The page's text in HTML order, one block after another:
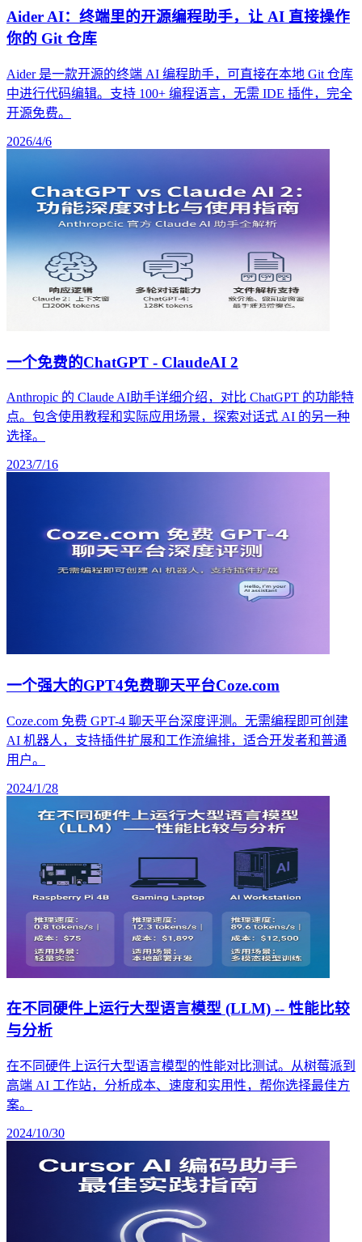
Aider AI：终端里的开源编程助手，让 AI 直接操作
你的 Git 仓库
Aider 是一款开源的终端 AI 编程助手，可直接在本地 Git 仓库
中进行代码编辑。支持 100+ 编程语言，无需 IDE 插件，完全
开源免费。
2026/4/6
一个免费的ChatGPT - ClaudeAI 2
Anthropic 的 Claude AI助手详细介绍，对比 ChatGPT 的功能特
点。包含使用教程和实际应用场景，探索对话式 AI 的另一种
选择。
2023/7/16
一个强大的GPT4免费聊天平台Coze.com
Coze.com 免费 GPT-4 聊天平台深度评测。无需编程即可创建
AI 机器人，支持插件扩展和工作流编排，适合开发者和普通
用户。
2024/1/28
在不同硬件上运行大型语言模型 (LLM) -- 性能比较
与分析
在不同硬件上运行大型语言模型的性能对比测试。从树莓派到
高端 AI 工作站，分析成本、速度和实用性，帮你选择最佳方
案。
2024/10/30